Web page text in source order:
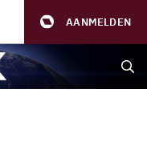
AANMELDEN